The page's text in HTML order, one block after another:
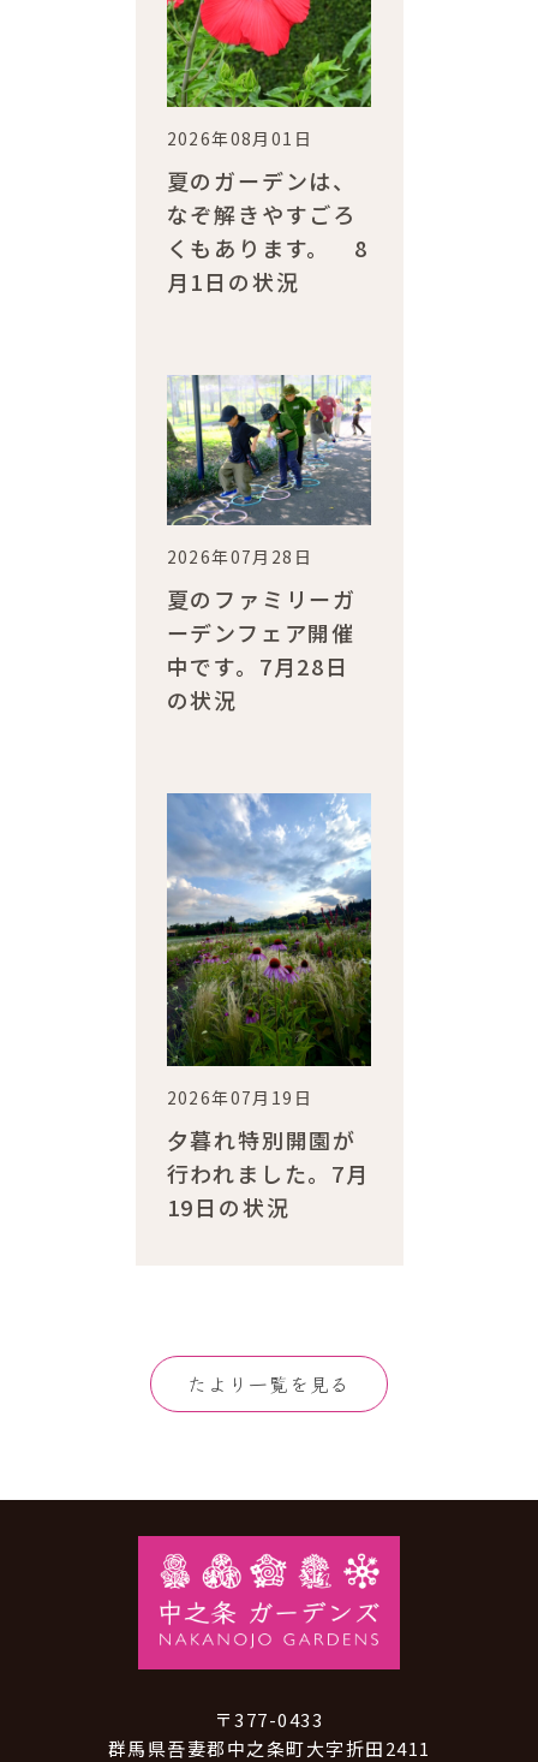
2026年08月01日
夏のガーデンは、
なぞ解きやすごろ
くもあります。 8
月1日の状況
2026年07月28日
夏のファミリーガ
ーデンフェア開催
中です。7月28日
の状況
2026年07月19日
夕暮れ特別開園が
行われました。7月
19日の状況
たより一覧を見る
〒377-0433
群馬県吾妻郡中之条町大字折田2411